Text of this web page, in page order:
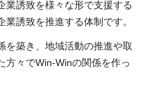
業誘致を様々な形で支援する
業誘致を推進する体制です。
を築き、地域活動の推進や取
方々でWin-Winの関係を作っ